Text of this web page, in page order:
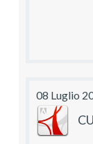
08 Luglio